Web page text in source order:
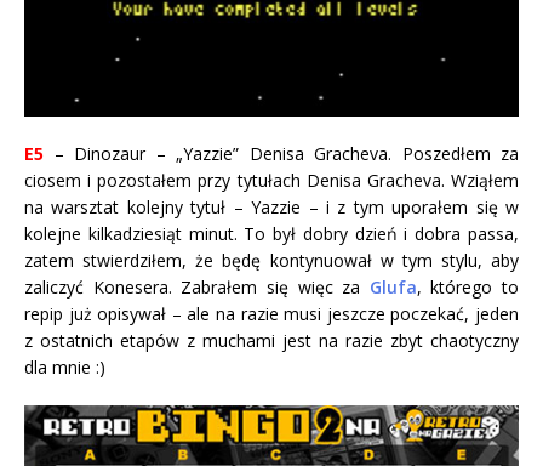
E5 – Dinozaur – „Yazzie” Denisa Gracheva. Poszedłem za
ciosem i pozostałem przy tytułach Denisa Gracheva. Wziąłem
na warsztat kolejny tytuł – Yazzie – i z tym uporałem się w
kolejne kilkadziesiąt minut. To był dobry dzień i dobra passa,
zatem stwierdziłem, że będę kontynuował w tym stylu, aby
zaliczyć Konesera. Zabrałem się więc za Glufa, którego to
repip już opisywał – ale na razie musi jeszcze poczekać, jeden
z ostatnich etapów z muchami jest na razie zbyt chaotyczny
dla mnie :)